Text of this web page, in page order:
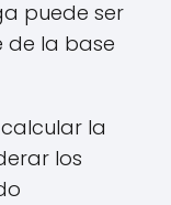
puede ser
de la base
la
los